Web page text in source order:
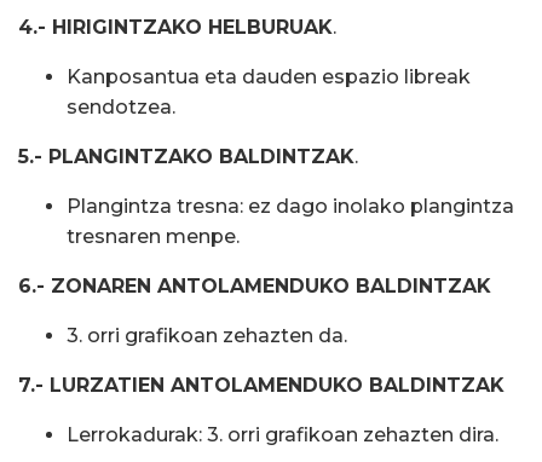
4.- HIRIGINTZAKO HELBURUAK.
Kanposantua eta dauden espazio libreak
sendotzea.
5.- PLANGINTZAKO BALDINTZAK.
Plangintza tresna: ez dago inolako plangintza
tresnaren menpe.
6.- ZONAREN ANTOLAMENDUKO BALDINTZAK
3. orri grafikoan zehazten da.
7.- LURZATIEN ANTOLAMENDUKO BALDINTZAK
Lerrokadurak: 3. orri grafikoan zehazten dira.